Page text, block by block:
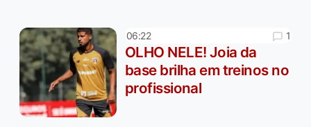
06:22 1
OLHO NELE! Joia da
base brilha em treinos no
profissional